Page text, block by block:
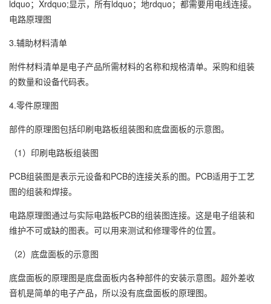
ldquo；Xrdquo;显示，所有ldquo；地rdquo；都需要用电线连接。
电路原理图
3.辅助材料清单
附件材料清单是电子产品所需材料的名称和规格清单。采购和组装
的数量和设备代码表。
4.零件原理图
部件的原理图包括印刷电路板组装图和底盘面板的示意图。
（1）印刷电路板组装图
PCB组装图是表示元设备和PCB的连接关系的图。PCB适用于工艺
图的组装和焊接。
电路原理图通过与实际电路板PCB的组装图连接。这是电子组装和
维护不可或缺的图表。可以用来测试和修理零件的位置。
（2）底盘面板的示意图
底盘面板的原理图是底盘面板内各种部件的安装示意图。超外差收
音机是简单的电子产品，所以没有底盘面板的原理图。